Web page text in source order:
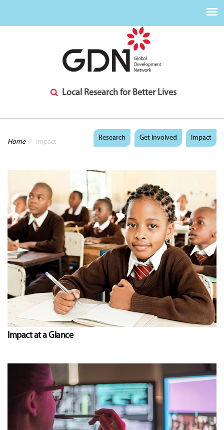
Local Research for Better Lives
You are here
Home / Impact
Research Get Involved Impact
Impact at a Glance